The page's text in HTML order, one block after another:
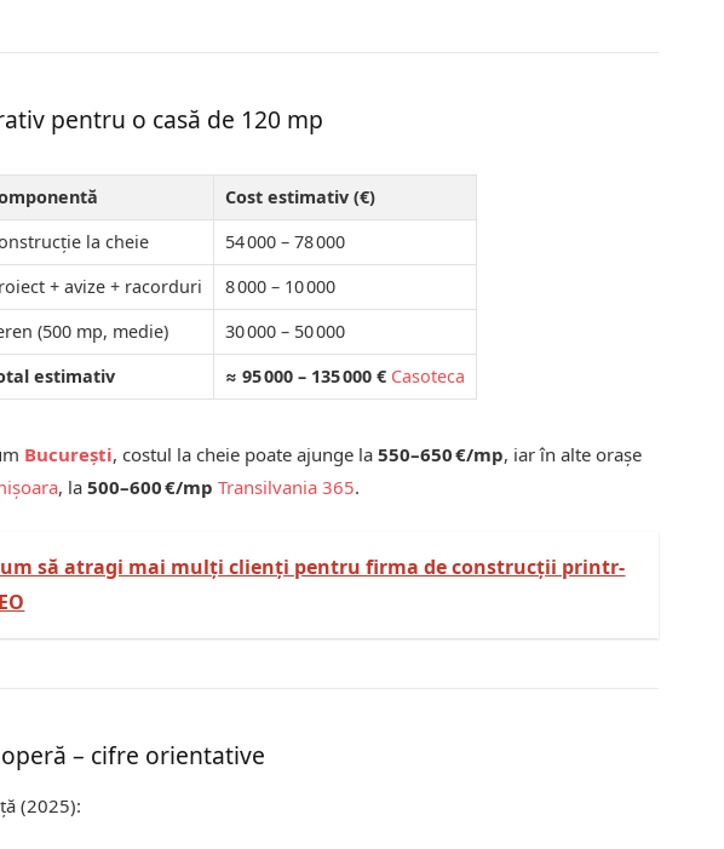
pentru o casă de 120 mp
Cost estimativ (€)
la cheie
54 000 – 78 000
+ avize + racorduri
8 000 – 10 000
(500 mp, medie)
30 000 – 50 000
estimativ
≈ 95 000 – 135 000 € Casoteca
București, costul la cheie poate ajunge la550–650 €/mp, iar în alte orașe
, la500–600 €/mp Transilvania 365.
să atragi mai mulți clienți pentru firma de construcții printr-
– cifre orientative
(2025):